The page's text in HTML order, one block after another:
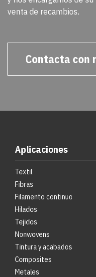
venta de recambios.
Contacta con
Aplicaciones
Textil
Fibras
Filamento continuo
Hilados
Tejidos
Nonwovens
Tintura y acabados
Composites
Metales